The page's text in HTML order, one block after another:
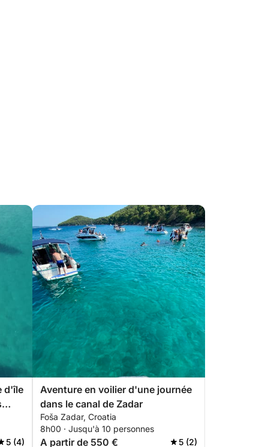
d'île
5 (4)
Aventure en voilier d'une journée
dans le canal de Zadar
Foša Zadar, Croatia
8h00 · Jusqu'à 10 personnes
A partir de 550 € 5 (2)